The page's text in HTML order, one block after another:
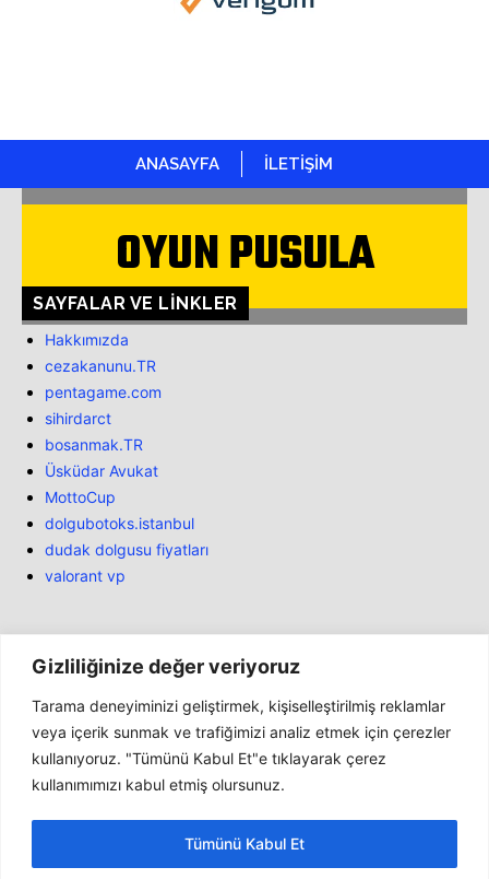
Gizliliğinize değer veriyoruz
Tarama deneyiminizi geliştirmek, kişiselleştirilmiş reklamlar
veya içerik sunmak ve trafiğimizi analiz etmek için çerezler
kullanıyoruz. "Tümünü Kabul Et"e tıklayarak çerez
kullanımımızı kabul etmiş olursunuz.
Tümünü Kabul Et
ANASAYFA İLETİŞİM
OYUN PUSULA
SAYFALAR VE LINKLER
Hakkımızda
cezakanunu.TR
pentagame.com
sihirdarct
bosanmak.TR
Üsküdar Avukat
MottoCup
dolgubotoks.istanbul
dudak dolgusu fiyatları
valorant vp
Bülten
Haber
İnceleme
Marketler